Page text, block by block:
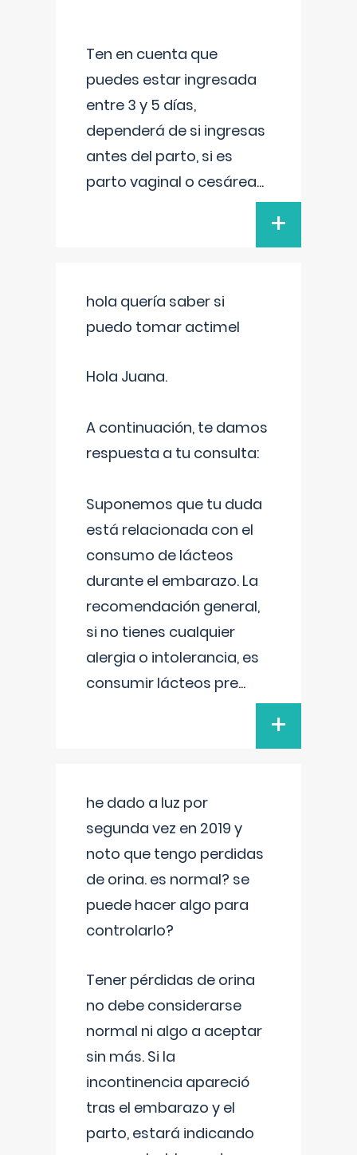
Ten en cuenta que
puedes estar ingresada
entre 3 y 5 días,
dependerá de si ingresas
antes del parto, si es
parto vaginal o cesárea...
+
hola quería saber si
puedo tomar actimel
Hola Juana.
A continuación, te damos
respuesta a tu consulta:
Suponemos que tu duda
está relacionada con el
consumo de lácteos
durante el embarazo. La
recomendación general,
si no tienes cualquier
alergia o intolerancia, es
consumir lácteos pre...
+
he dado a luz por
segunda vez en 2019 y
noto que tengo perdidas
de orina. es normal? se
puede hacer algo para
controlarlo?
Tener pérdidas de orina
no debe considerarse
normal ni algo a aceptar
sin más. Si la
incontinencia apareció
tras el embarazo y el
parto, estará indicando